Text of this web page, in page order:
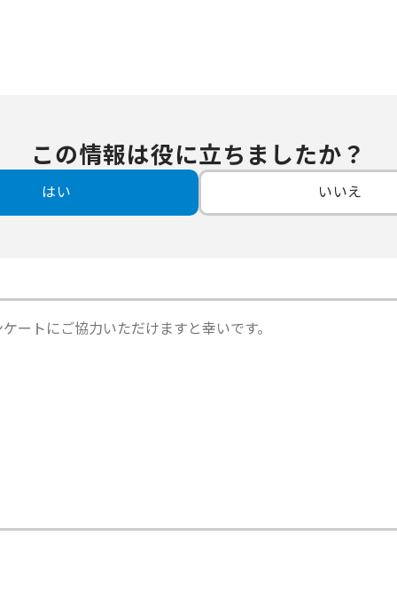
この情報は役に立ちましたか？
はい いいえ